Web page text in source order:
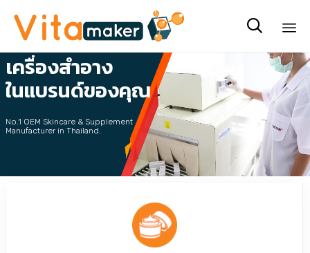

to
รับผลิต
เครื่องสำอาง
ในแบรนด์ของคุณ
No.1 OEM Skincare & Supplement
Manufacturer in Thailand.
คลิกที่นี่ เพื่อขอรับ Price List